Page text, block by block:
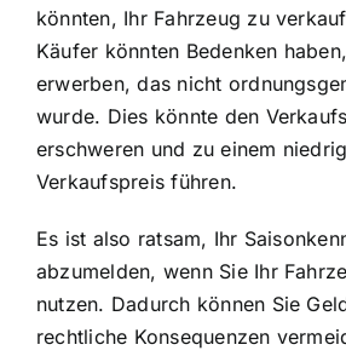
könnten, Ihr Fahrzeug zu
Käufer könnten Bedenken
erwerben, das nicht
wurde. Dies könnte den
erschweren und zu einem
Verkaufspreis führen.
Es ist also ratsam, Ihr
abzumelden, wenn Sie Ihr
nutzen. Dadurch können Sie
rechtliche Konsequenzen